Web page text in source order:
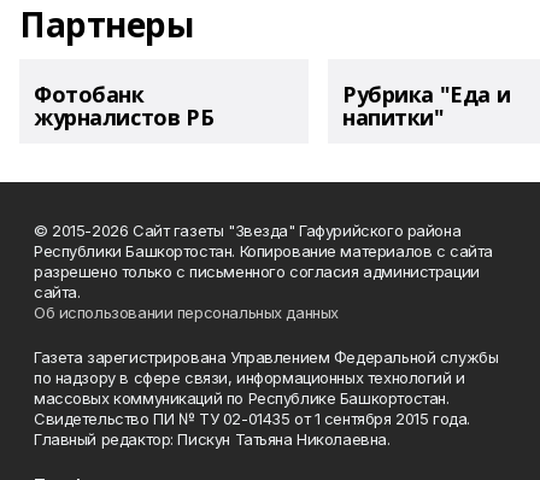
Партнеры
Фотобанк
журналистов РБ
Рубрика "Еда и
напитки"
© 2015-2026 Сайт газеты "Звезда" Гафурийского района
Республики Башкортостан. Копирование материалов с сайта
разрешено только с письменного согласия администрации
сайта.
Об использовании персональных данных
Газета зарегистрирована Управлением Федеральной службы
по надзору в сфере связи, информационных технологий и
массовых коммуникаций по Республике Башкортостан.
Свидетельство ПИ № ТУ 02-01435 от 1 сентября 2015 года.
Главный редактор: Пискун Татьяна Николаевна.